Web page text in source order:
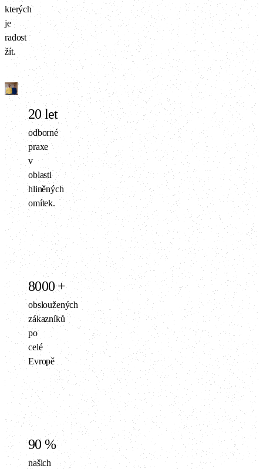
kterých
je
radost
žít.
20let
odborné
praxe
v
oblasti
hliněných
omítek.
8000+
obsloužených
zákazníků
po
celé
Evropě
90%
našich